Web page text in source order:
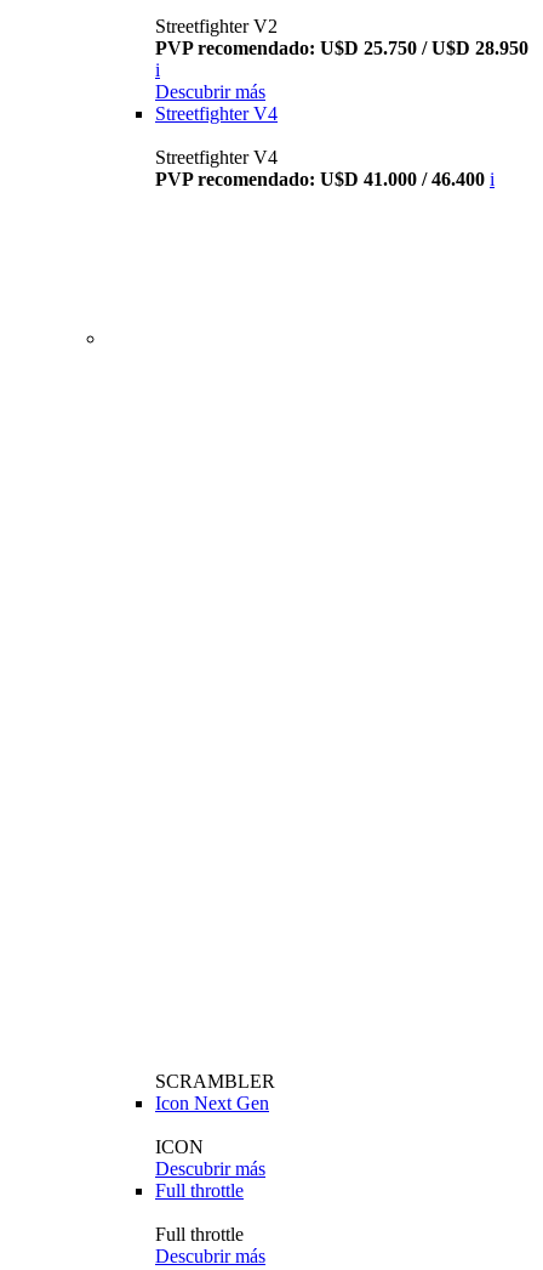
Streetfighter V2
PVP recomendado: U$D 25.750 / U$D 28.950
i
Descubrir más
Streetfighter V4
Streetfighter V4
PVP recomendado: U$D 41.000 / 46.400 i
SCRAMBLER
Icon Next Gen
ICON
Descubrir más
Full throttle
Full throttle
Descubrir más